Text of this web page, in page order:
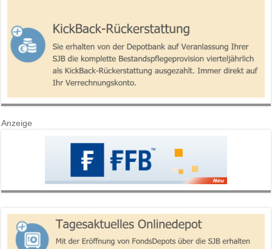
Anzeige